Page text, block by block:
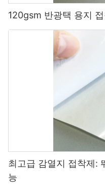
120gsm 반광택 용지
최고급 감열지 접착제:
능